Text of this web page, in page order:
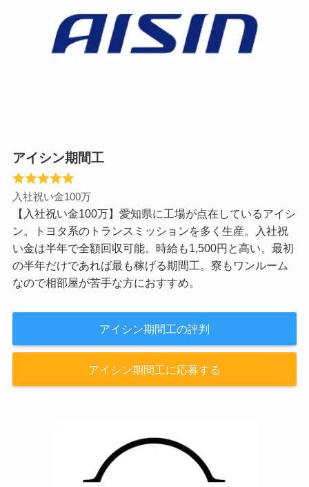
アイシン期間工
入社祝い金100万
【入社祝い金100万】愛知県に工場が点在しているアイシ
ン。トヨタ系のトランスミッションを多く生産。入社祝
い金は半年で全額回収可能。時給も1,500円と高い。最初
の半年だけであれば最も稼げる期間工。寮もワンルーム
なので相部屋が苦手な方におすすめ。
アイシン期間工の評判
アイシン期間工に応募する